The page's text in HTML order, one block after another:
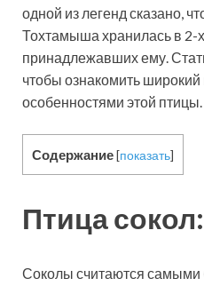
одной из легенд сказано,
Тохтамыша хранилась в 2-х
принадлежавших ему.
чтобы ознакомить широкий
особенностями этой птицы.
Содержание[показать]
Птица
Соколы считаются